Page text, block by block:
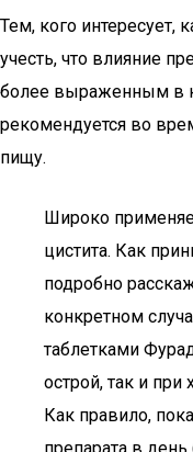
Тем, кого интересует,
учесть, что влияние
более выраженным в
рекомендуется во
пищу.
Широко
цистита. Как
подробно
конкретном
таблетками
острой, так и
Как правило,